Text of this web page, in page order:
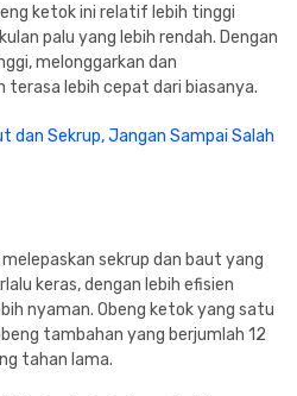
ketok ini relatif lebih tinggi
palu yang lebih rendah. Dengan
melonggarkan dan
terasa lebih cepat dari biasanya.
dan Sekrup, Jangan Sampai Salah
melepaskan sekrup dan baut yang
keras, dengan lebih efisien
nyaman. Obeng ketok yang satu
tambahan yang berjumlah 12
tahan lama.